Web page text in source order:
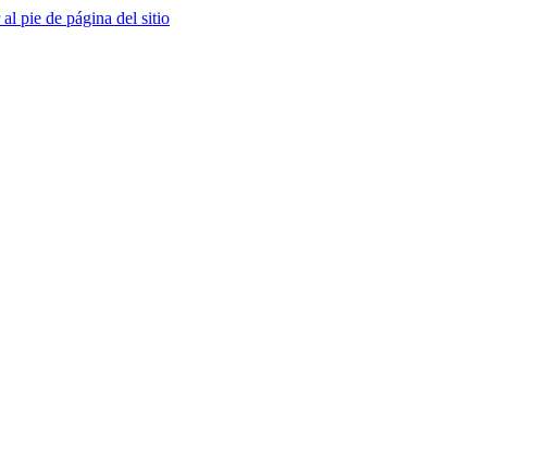
pie de página del sitio